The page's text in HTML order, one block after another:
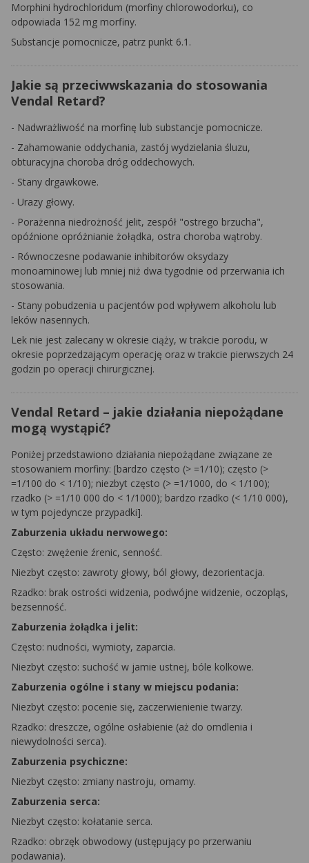
Morphini hydrochloridum (morfiny chlorowodorku), co
odpowiada 152 mg morfiny.
Substancje pomocnicze, patrz punkt 6.1.
Jakie są przeciwwskazania do stosowania
Vendal Retard?
- Nadwrażliwość na morfinę lub substancje pomocnicze.
- Zahamowanie oddychania, zastój wydzielania śluzu,
obturacyjna choroba dróg oddechowych.
- Stany drgawkowe.
- Urazy głowy.
- Porażenna niedrożność jelit, zespół "ostrego brzucha",
opóźnione opróżnianie żołądka, ostra choroba wątroby.
- Równoczesne podawanie inhibitorów oksydazy
monoaminowej lub mniej niż dwa tygodnie od przerwania ich
stosowania.
- Stany pobudzenia u pacjentów pod wpływem alkoholu lub
leków nasennych.
Lek nie jest zalecany w okresie ciąży, w trakcie porodu, w
okresie poprzedzającym operację oraz w trakcie pierwszych 24
godzin po operacji chirurgicznej.
Vendal Retard – jakie działania niepożądane
mogą wystąpić?
Poniżej przedstawiono działania niepożądane związane ze
stosowaniem morfiny: [bardzo często (> =1/10); często (>
=1/100 do < 1/10); niezbyt często (> =1/1000, do < 1/100);
rzadko (> =1/10 000 do < 1/1000); bardzo rzadko (< 1/10 000),
w tym pojedyncze przypadki].
Zaburzenia układu nerwowego:
Często: zwężenie źrenic, senność.
Niezbyt często: zawroty głowy, ból głowy, dezorientacja.
Rzadko: brak ostrości widzenia, podwójne widzenie, oczopląs,
bezsenność.
Zaburzenia żołądka i jelit:
Często: nudności, wymioty, zaparcia.
Niezbyt często: suchość w jamie ustnej, bóle kolkowe.
Zaburzenia ogólne i stany w miejscu podania:
Niezbyt często: pocenie się, zaczerwienienie twarzy.
Rzadko: dreszcze, ogólne osłabienie (aż do omdlenia i
niewydolności serca).
Zaburzenia psychiczne:
Niezbyt często: zmiany nastroju, omamy.
Zaburzenia serca:
Niezbyt często: kołatanie serca.
Rzadko: obrzęk obwodowy (ustępujący po przerwaniu
podawania).